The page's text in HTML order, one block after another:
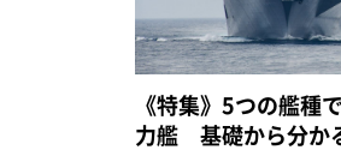
《特集》5つの艦種
力艦 基礎から分か